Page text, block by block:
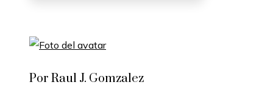
Por Raul J. Gomzalez